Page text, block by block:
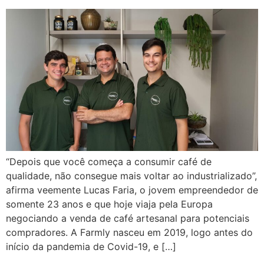
“Depois que você começa a consumir café de
qualidade, não consegue mais voltar ao industrializado”,
afirma veemente Lucas Faria, o jovem empreendedor de
somente 23 anos e que hoje viaja pela Europa
negociando a venda de café artesanal para potenciais
compradores. A Farmly nasceu em 2019, logo antes do
início da pandemia de Covid-19, e […]